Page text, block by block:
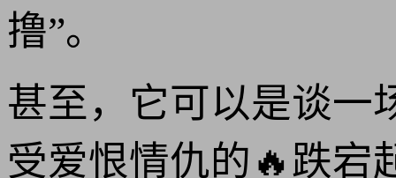
撸”。
甚至，它可以是谈一
受爱恨情仇的🔥跌宕